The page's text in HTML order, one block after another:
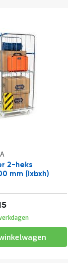
2-heks
mm (lxbxh)